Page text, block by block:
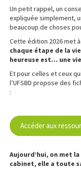
Un petit rappel, un
expliquée simplement,
beaucoup de choses
Cette édition 2026 met
chaque étape de la vie
heureuse est… une
Et pour celles et ceux
l’UFSBD propose des
:
Accéder aux
Aujourd’hui, on met
cabinet, elle a toute